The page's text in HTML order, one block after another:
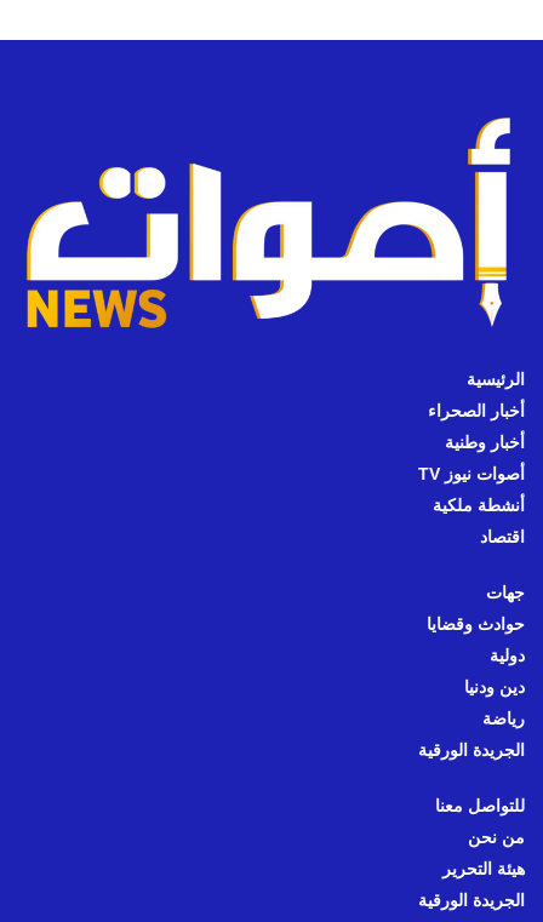
الرئيسية
أخبار الصحراء
أخبار وطنية
أصوات نيوز TV
أنشطة ملكية
اقتصاد
جهات
حوادث وقضايا
دولية
دين ودنيا
رياضة
الجريدة الورقية
للتواصل معنا
من نحن
هيئة التحرير
الجريدة الورقية